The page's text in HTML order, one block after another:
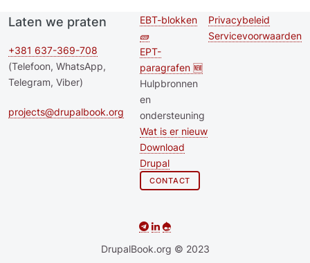
Laten we praten
+381 637-369-708
(Telefoon, WhatsApp,
Telegram, Viber)
projects@drupalbook.org
Second
footer
menu
EBT-blokken
🧱
EPT-
paragrafen 🆕
Hulpbronnen
en
ondersteuning
Wat is er nieuw
Download
Drupal
CONTACT
Footer menu
Privacybeleid
Servicevoorwaarden
DrupalBook.org © 2023